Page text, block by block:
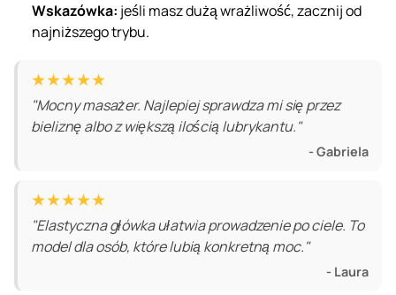
Wskazówka: jeśli masz dużą wrażliwość, zacznij od
najniższego trybu.
★★★★★
"Mocny masażer. Najlepiej sprawdza mi się przez
bieliznę albo z większą ilością lubrykantu."
- Gabriela
★★★★★
"Elastyczna główka ułatwia prowadzenie po ciele. To
model dla osób, które lubią konkretną moc."
- Laura